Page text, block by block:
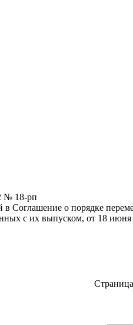
№ 18-рп
о порядке
с их выпуском, от 18 июня